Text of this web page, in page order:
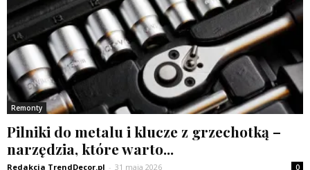
Remonty
Pilniki do metalu i klucze z grzechotką –
narzędzia, które warto...
Redakcja TrendDecor.pl - 31 maja 2026 0